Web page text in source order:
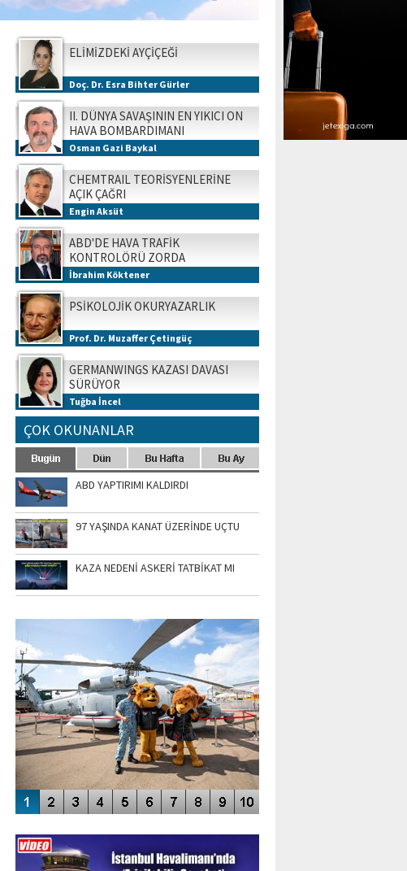
ELİMİZDEKİ AYÇİÇEĞİ
Doç. Dr. Esra Bihter Gürler
II. DÜNYA SAVAŞININ EN YIKICI ON
HAVA BOMBARDIMANI
Osman Gazi Baykal
CHEMTRAIL TEORİSYENLERİNE
AÇIK ÇAĞRI
Engin Aksüt
ABD'DE HAVA TRAFİK
KONTROLÖRÜ ZORDA
İbrahim Köktener
PSİKOLOJİK OKURYAZARLIK
Prof. Dr. Muzaffer Çetingüç
GERMANWINGS KAZASI DAVASI
SÜRÜYOR
Tuğba İncel
ÇOK OKUNANLAR
ABD YAPTIRIMI KALDIRDI
97 YAŞINDA KANAT ÜZERİNDE UÇTU
KAZA NEDENİ ASKERİ TATBİKAT MI
SİNGAPUR AIRSHOW-2020
ENGELLERİN AŞILDIĞI HAVALİMANI